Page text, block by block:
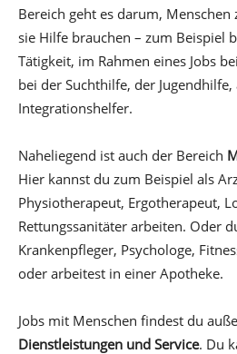
Bereich geht es darum,
sie Hilfe brauchen – zum Beispiel
Tätigkeit, im Rahmen eines Jobs
bei der Suchthilfe, der
Integrationshelfer.
Naheliegend ist auch der Bereich
Hier kannst du zum Beispiel als
Physiotherapeut, Ergotherapeut,
Rettungssanitäter arbeiten. Oder
Krankenpfleger, Psychologe,
oder arbeitest in einer Apotheke.
Jobs mit Menschen findest du
Dienstleistungen und Service. Du